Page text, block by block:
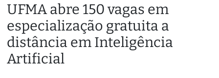
UFMA abre 150 vagas em
especialização gratuita a
distância em Inteligência
Artificial